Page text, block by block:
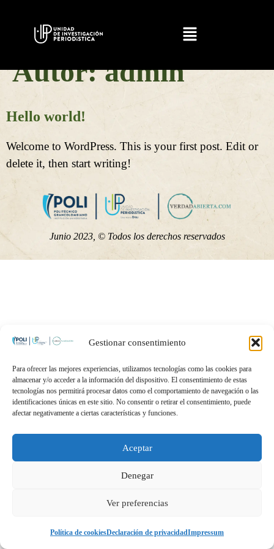
Gestionar consentimiento
Para ofrecer las mejores experiencias, utilizamos tecnologías como las cookies para
almacenar y/o acceder a la información del dispositivo. El consentimiento de estas
tecnologías nos permitirá procesar datos como el comportamiento de navegación o las
identificaciones únicas en este sitio. No consentir o retirar el consentimiento, puede
afectar negativamente a ciertas características y funciones.
Aceptar
Denegar
Ver preferencias
Política de cookiesDeclaración de privacidadImpressum
Autor:admin
Hello world!
Welcome to WordPress. This is your first post. Edit or
delete it, then start writing!
Junio 2023, © Todos los derechos reservados